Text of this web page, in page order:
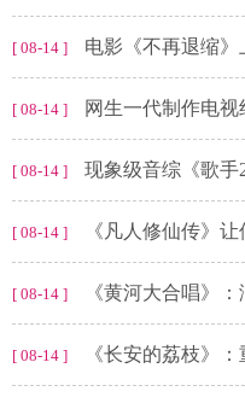
[ 08-14 ] 电影《不再退缩》上
[ 08-14 ] 网生一代制作电视
[ 08-14 ] 现象级音综《歌手
[ 08-14 ] 《凡人修仙传》让仙侠
[ 08-14 ] 《黄河大合唱》
[ 08-14 ] 《长安的荔枝》